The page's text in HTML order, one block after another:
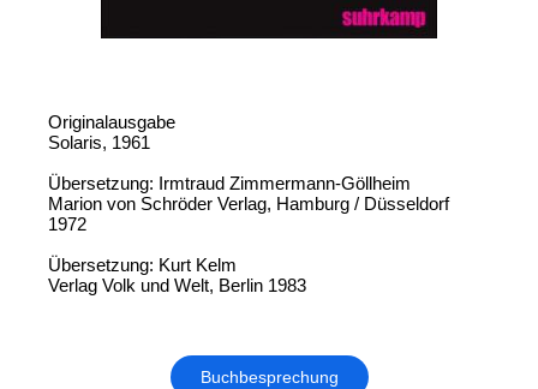
Originalausgabe
Solaris, 1961
Übersetzung: Irmtraud Zimmermann-Göllheim
Marion von Schröder Verlag, Hamburg / Düsseldorf
1972
Übersetzung: Kurt Kelm
Verlag Volk und Welt, Berlin 1983
Buchbesprechung